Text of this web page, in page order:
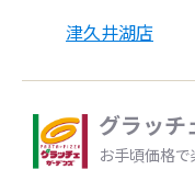
津久井湖店
グラッチ
お手頃価格